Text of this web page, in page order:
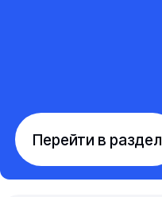
Перейти в раздел